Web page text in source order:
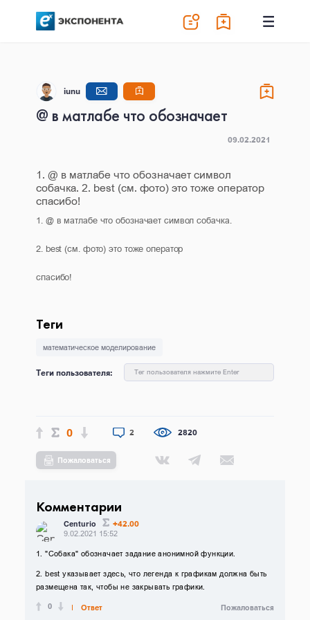
iunu
@ в матлабе что обозначает
09.02.2021
1. @ в матлабе что обозначает символ
собачка. 2. best (см. фото) это тоже оператор
спасибо!
1. @ в матлабе что обозначает символ собачка.
2. best (см. фото) это тоже оператор
спасибо!
Теги
математическое моделирование
Теги пользователя: Тег пользователя нажмите Enter
0 2 2820
Пожаловаться
Комментарии
Centurio +42.00
9.02.2021 15:52
1. "Собака" обозначает задание анонимной функции.
2. best указывает здесь, что легенда к графикам должна быть
размещена так, чтобы не закрывать графики.
0
Ответ Пожаловаться